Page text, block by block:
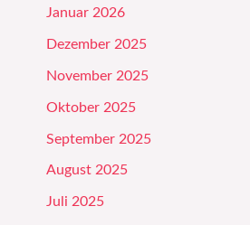
Januar 2026
Dezember 2025
November 2025
Oktober 2025
September 2025
August 2025
Juli 2025